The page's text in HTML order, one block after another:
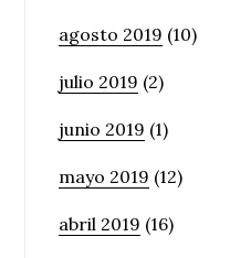
agosto 2019 (10)
julio 2019 (2)
junio 2019 (1)
mayo 2019 (12)
abril 2019 (16)